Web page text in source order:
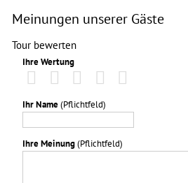
Meinungen unserer Gäste
Tour bewerten
Ihre Wertung
Ihr Name(Pflichtfeld)
Ihre Meinung(Pflichtfeld)